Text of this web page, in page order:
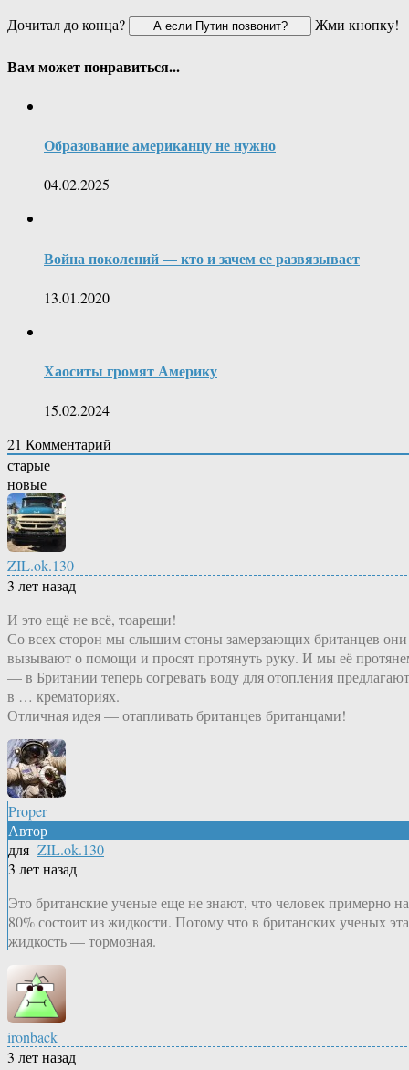
Дочитал до конца?
Жми кнопку!
Вам может понравиться...
Образование американцу не нужно
04.02.2025
Война поколений — кто и зачем ее развязывает
13.01.2020
Хаоситы громят Америку
15.02.2024
21 Комментарий
старые
новые
ZIL.ok.130
3 лет назад
И это ещё не всё, тоарещи!
Со всех сторон мы слышим стоны замерзающих британцев они
вызывают о помощи и просят протянуть руку. И мы её
— в Британии теперь согревать воду для отопления предлагают
в … крематориях.
Отличная идея — отапливать британцев британцами!
Proper
Автор
для ZIL.ok.130
3 лет назад
Это британские ученые еще не знают, что человек примерно на
80% состоит из жидкости. Потому что в британских ученых эта
жидкость — тормозная.
ironback
3 лет назад